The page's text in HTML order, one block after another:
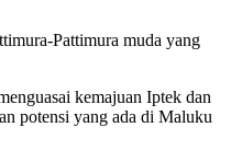
Pattimura muda yang
kemajuan Iptek dan
potensi yang ada di Maluku